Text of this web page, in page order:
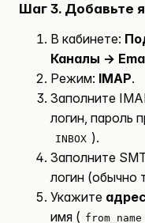
Шаг 3. Добавьте
В кабинете:
Каналы →
Режим: IMAP.
Заполните
логин, пароль
INBOX ).
Заполните
логин (обычно
Укажите
имя ( from_name